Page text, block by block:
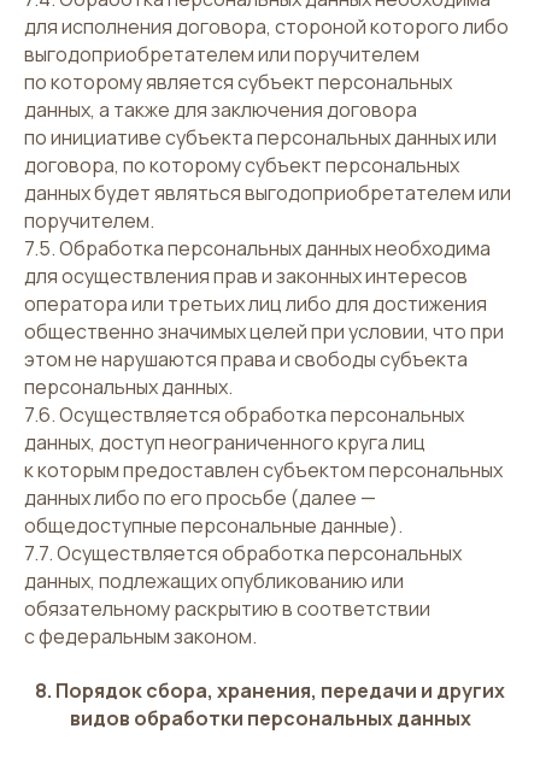
для исполнения договора, стороной которого либо
выгодоприобретателем или поручителем
по которому является субъект персональных
данных, а также для заключения договора
по инициативе субъекта персональных данных или
договора, по которому субъект персональных
данных будет являться выгодоприобретателем или
поручителем.
7.5. Обработка персональных данных необходима
для осуществления прав и законных интересов
оператора или третьих лиц либо для достижения
общественно значимых целей при условии, что при
этом не нарушаются права и свободы субъекта
персональных данных.
7.6. Осуществляется обработка персональных
данных, доступ неограниченного круга лиц
к которым предоставлен субъектом персональных
данных либо по его просьбе (далее —
общедоступные персональные данные).
7.7. Осуществляется обработка персональных
данных, подлежащих опубликованию или
обязательному раскрытию в соответствии
с федеральным законом.
8. Порядок сбора, хранения, передачи и других
видов обработки персональных данных